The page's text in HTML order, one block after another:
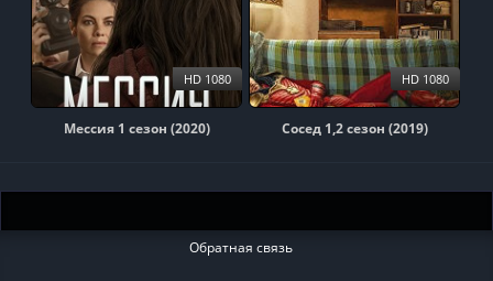
Мессия 1 сезон (2020)
HD 1080
Сосед 1,2 сезон (2019)
HD 1080
Обратная связь